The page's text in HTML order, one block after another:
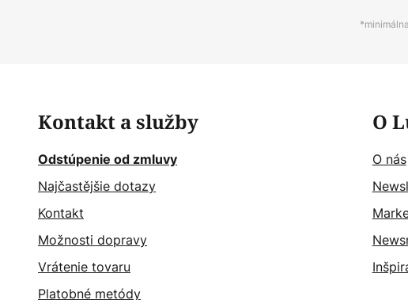
Kontakt a služby
Odstúpenie od zmluvy
Najčastějšie dotazy
Kontakt
Možnosti dopravy
Vrátenie tovaru
Platobné metódy
O
O nás